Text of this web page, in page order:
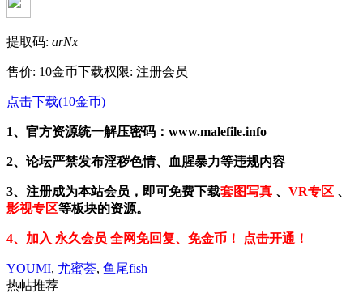
提取码: arNx
售价: 10金币下载权限: 注册会员
点击下载(10金币)
1、官方资源统一解压密码：www.malefile.info
2、论坛严禁发布淫秽色情、血腥暴力等违规内容
3、注册成为本站会员，即可免费下载套图写真 、 VR专区 、
影视专区等板块的资源。
4、加入 永久会员 全网免回复、免金币！ 点击开通！
YOUMI, 尤蜜荟, 鱼尾fish
热帖推荐